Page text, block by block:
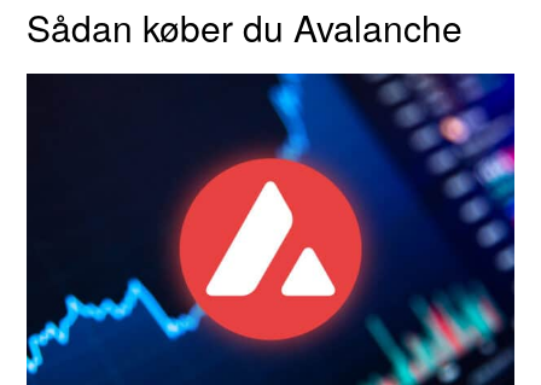
Sådan køber du Avalanche